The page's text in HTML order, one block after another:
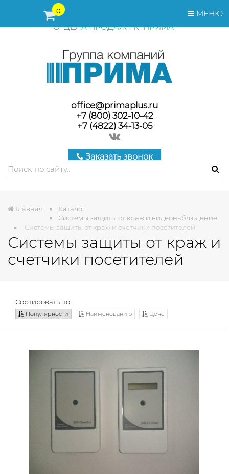
МЕНЮ
0
ПЕРЕД ОФОРМЛЕНИЕМ ЗАКАЗА, СТОИМОСТЬ И СРОКИ
ПОСТАВКИ ТОВАРА УТОЧНЯЙТЕ У МЕНЕДЖЕРОВ
ОТДЕЛА ПРОДАЖ ГК "ПРИМА"
office@primaplus.ru
+7 (800) 302-10-42
+7 (4822) 34-13-05
Заказать звонок
Главная
Каталог
Системы защиты от краж и видеонаблюдение
Системы защиты от краж и счетчики посетителей
Системы защиты от краж и
счетчики посетителей
Сортировать по
Популярности Наименованию Цене